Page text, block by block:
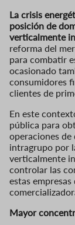
La crisis
posición de
verticalmente
reforma del
para combatir
ocasionado
consumidores
clientes de
En este
pública para
operaciones de
intragrupo por
verticalmente
controlar las
estas
Mayor